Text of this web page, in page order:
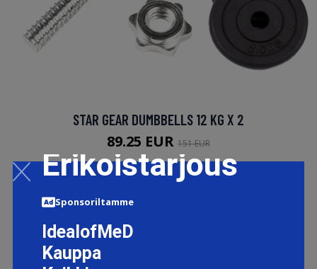
STAR GEAR DUMBBELLS 12 KG X 2
89.25 EUR 151 EUR
Erikoistarjous
Sponsoriltamme
IdealofMeD
Kauppa